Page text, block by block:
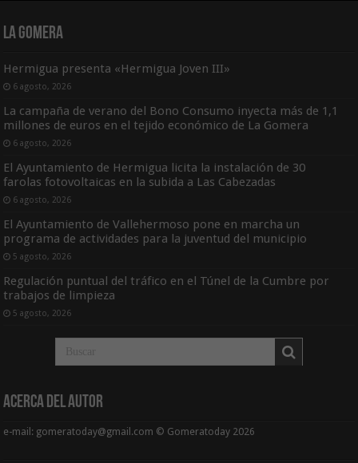
La Gomera
Hermigua presenta «Hermigua Joven III»
6 agosto, 2026
La campaña de verano del Bono Consumo inyecta más de 1,1
millones de euros en el tejido económico de La Gomera
6 agosto, 2026
El Ayuntamiento de Hermigua licita la instalación de 30
farolas fotovoltaicas en la subida a Las Cabezadas
6 agosto, 2026
El Ayuntamiento de Vallehermoso pone en marcha un
programa de actividades para la juventud del municipio
5 agosto, 2026
Regulación puntual del tráfico en el Túnel de la Cumbre por
trabajos de limpieza
5 agosto, 2026
Acerca del Autor
e-mail: gomeratoday@gmail.com © Gomeratoday 2026